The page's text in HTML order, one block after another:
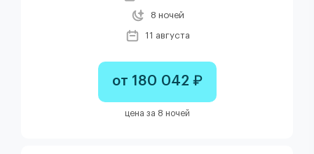
8 ночей
11 августа
от 180 042 ₽
цена за 8 ночей